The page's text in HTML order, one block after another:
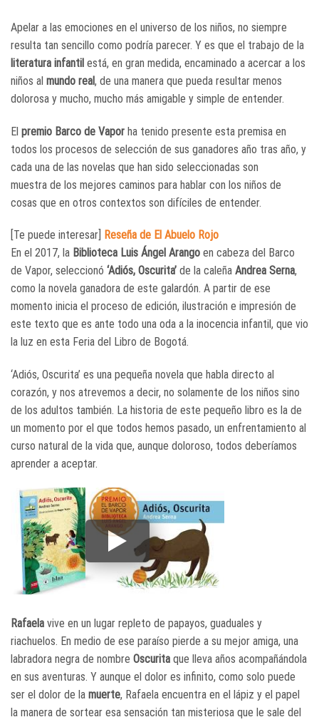
Apelar a las emociones en el universo de los niños, no siempre
resulta tan sencillo como podría parecer. Y es que el trabajo de la
literatura infantil está, en gran medida, encaminado a acercar a los
niños al mundo real, de una manera que pueda resultar menos
dolorosa y mucho, mucho más amigable y simple de entender.
El premio Barco de Vapor ha tenido presente esta premisa en
todos los procesos de selección de sus ganadores año tras año, y
cada una de las novelas que han sido seleccionadas son
muestra de los mejores caminos para hablar con los niños de
cosas que en otros contextos son difíciles de entender.
[Te puede interesar] Reseña de El Abuelo Rojo
En el 2017, la Biblioteca Luis Ángel Arango en cabeza del Barco
de Vapor, seleccionó ‘Adiós, Oscurita’ de la caleña Andrea Serna,
como la novela ganadora de este galardón. A partir de ese
momento inicia el proceso de edición, ilustración e impresión de
este texto que es ante todo una oda a la inocencia infantil, que vio
la luz en esta Feria del Libro de Bogotá.
‘Adiós, Oscurita’ es una pequeña novela que habla directo al
corazón, y nos atrevemos a decir, no solamente de los niños sino
de los adultos también. La historia de este pequeño libro es la de
un momento por el que todos hemos pasado, un enfrentamiento al
curso natural de la vida que, aunque doloroso, todos deberíamos
aprender a aceptar.
Rafaela vive en un lugar repleto de papayos, guaduales y
riachuelos. En medio de ese paraíso pierde a su mejor amiga, una
labradora negra de nombre Oscurita que lleva años acompañándola
en sus aventuras. Y aunque el dolor es infinito, como solo puede
ser el dolor de la muerte, Rafaela encuentra en el lápiz y el papel
la manera de sortear esa sensación tan misteriosa que le sale del